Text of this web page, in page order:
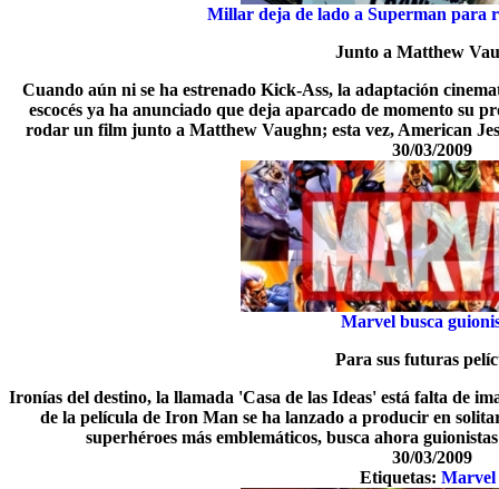
Millar deja de lado a Superman para
Junto a Matthew
Cuando aún ni se ha estrenado Kick-Ass, la adaptación
escocés ya ha anunciado que deja aparcado de momento su
rodar un film junto a Matthew Vaughn; esta vez, American
30/03/2009
Marvel busca
Para sus futuras
Ironías del destino, la llamada 'Casa de las Ideas' está falta de
de la película de Iron Man se ha lanzado a producir en
superhéroes más emblemáticos, busca ahora
30/03/2009
Etiquetas: Marvel